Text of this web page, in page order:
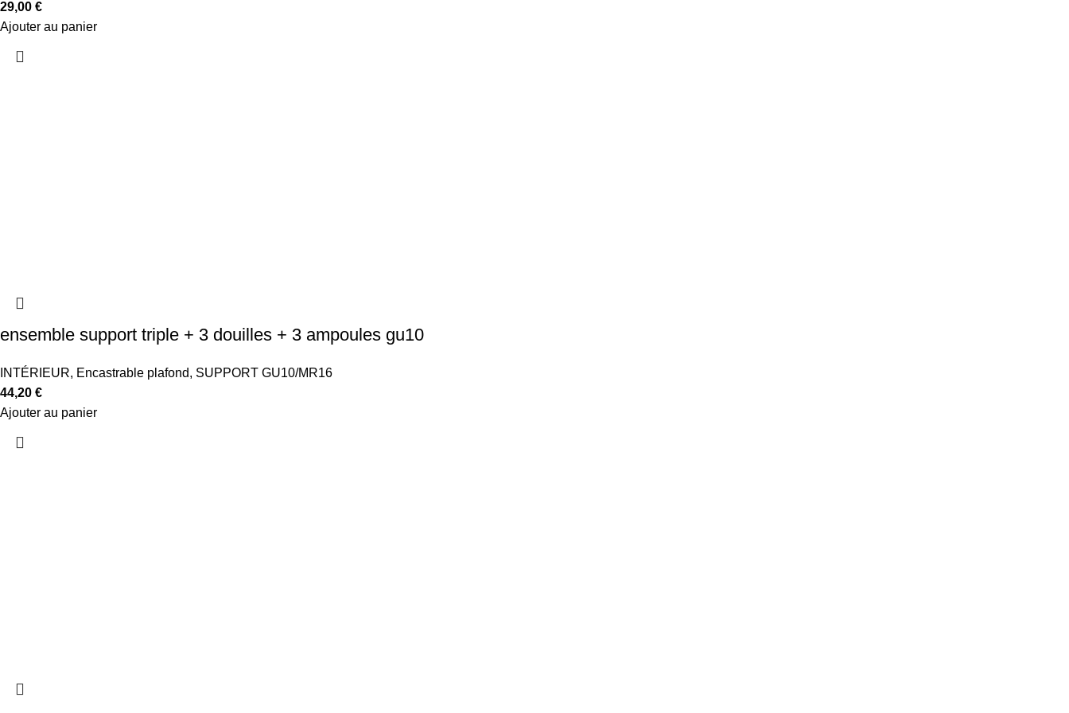
29,00 €
Ajouter au panier
ensemble support triple + 3 douilles + 3 ampoules gu10
INTÉRIEUR, Encastrable plafond, SUPPORT GU10/MR16
44,20 €
Ajouter au panier